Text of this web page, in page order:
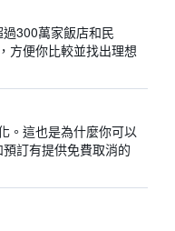
300萬家飯店和民
方便你比較並找出理想
。這也是為什麼你可以
訂有提供免費取消的